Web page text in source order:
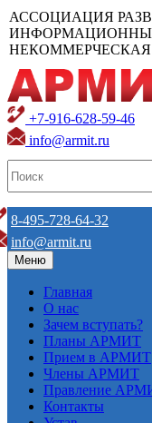
АССОЦИАЦИЯ
+7-916-628-59-46
info@armit.ru
8-495-728-64-32
info@armit.ru
Меню
Главная
О нас
Зачем вступать?
Планы АРМИТ
Прием в АРМИТ
Члены АРМИТ
Правление
Контакты